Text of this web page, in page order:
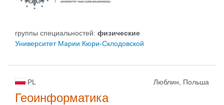
группы специальностей: физическиe
Университет Марии Кюри-Склодовской
PL Люблин, Польша
Геоинформатика